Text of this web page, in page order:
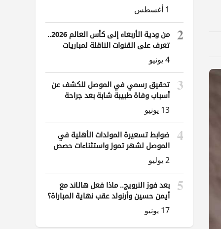
المحافظات
1 أغسطس
2
من ودية الأربعاء إلى كأس العالم 2026..
تعرف على القنوات الناقلة لمباريات
العراق
4 يونيو
3
تحقيق رسمي في الموصل للكشف عن
أسباب وفاة طبيبة شابة بعد جراحة
ناظورية
13 يونيو
4
ضوابط تسعيرة المولدات الأهلية في
الموصل لشهر تموز واستثناءات حصص
الوقود
2 يوليو
5
بعد فوز النرويج.. ماذا فعل هالاند مع
أيمن حسين وأرنولد عقب نهاية المباراة؟
17 يونيو